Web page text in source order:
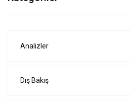
Analizler
Dış Bakış